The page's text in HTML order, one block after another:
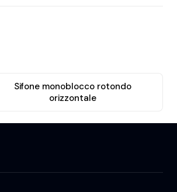
Sifone monoblocco rotondo
orizzontale